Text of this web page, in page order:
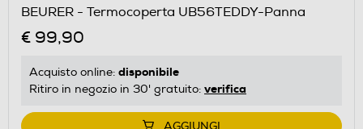
BEURER - Termocoperta UB56TEDDY-Panna
€ 99,90
Acquisto online: disponibile
Ritiro in negozio in 30' gratuito: verifica
AGGIUNGI